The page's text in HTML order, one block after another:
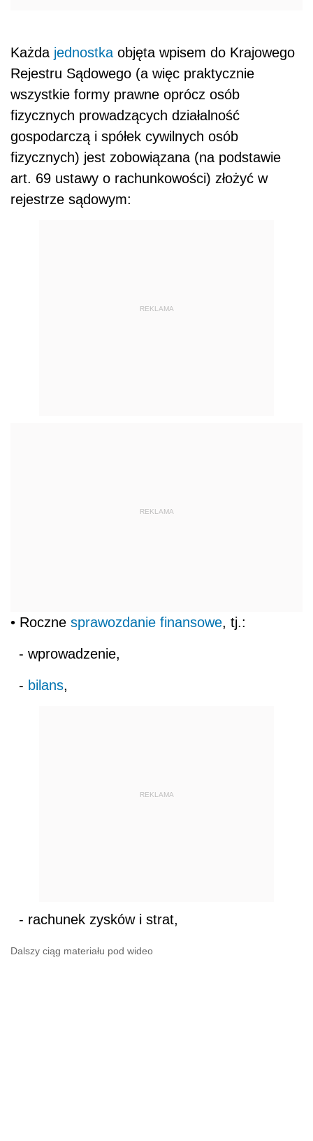
Każda jednostka objęta wpisem do Krajowego
Rejestru Sądowego (a więc praktycznie
wszystkie formy prawne oprócz osób
fizycznych prowadzących działalność
gospodarczą i spółek cywilnych osób
fizycznych) jest zobowiązana (na podstawie
art. 69 ustawy o rachunkowości) złożyć w
rejestrze sądowym:
REKLAMA
REKLAMA
• Roczne sprawozdanie finansowe, tj.:
- wprowadzenie,
- bilans,
REKLAMA
- rachunek zysków i strat,
Dalszy ciąg materiału pod wideo